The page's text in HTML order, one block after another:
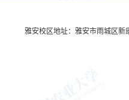
雅安校区地址：雅安市雨城区